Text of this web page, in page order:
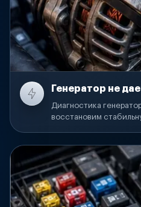
Генератор не
Диагностика
восстановим